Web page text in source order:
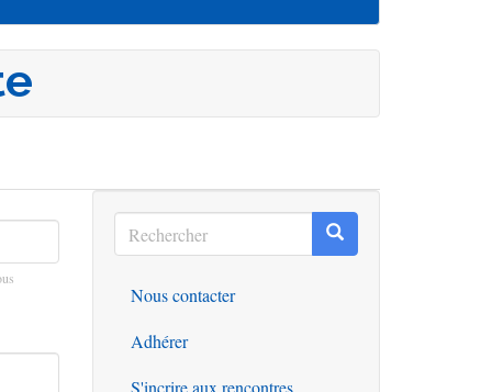
Rechercher
Rechercher Rechercher
Outils
Nous contacter
Adhérer
S'incrire aux rencontres